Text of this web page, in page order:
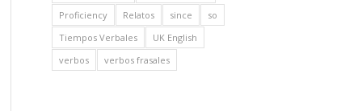
Proficiency
Relatos since
so
Tiempos Verbales
UK English
verbos
verbos frasales